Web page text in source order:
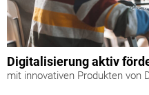
Digitalisierung aktiv
mit innovativen Produkten von